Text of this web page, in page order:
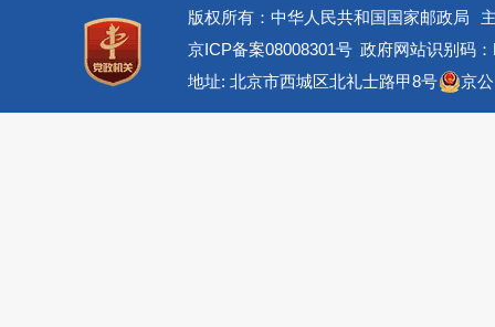
版权所有：中华人民共和国国家邮政局
京ICP备案08008301号 政府网站识别码
地址: 北京市西城区北礼士路甲8号
京